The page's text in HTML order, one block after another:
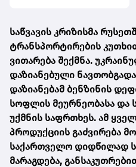
საწვავის კრიზისმა
ტრანსპორტირების
ვითარება შექმნა.
დაზიანებული
დაზიანებამ ბენზინის
სოფლის მეურნეობასა და
უქმნის საფრთხეს. ამ
პროდუქციის გაძვირება
საქართველო დიდწილად
მარაგდება,